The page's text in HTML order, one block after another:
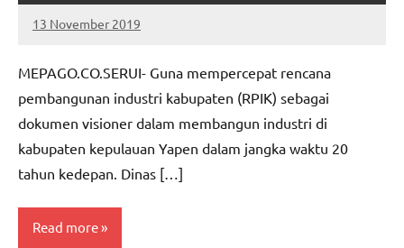
13 November 2019
MEPAGO
No
MEPAGO.CO.SERUI- Guna mempercepat rencana
pembangunan industri kabupaten (RPIK) sebagai
dokumen visioner dalam membangun industri di
kabupaten kepulauan Yapen dalam jangka waktu 20
tahun kedepan. Dinas […]
Read more